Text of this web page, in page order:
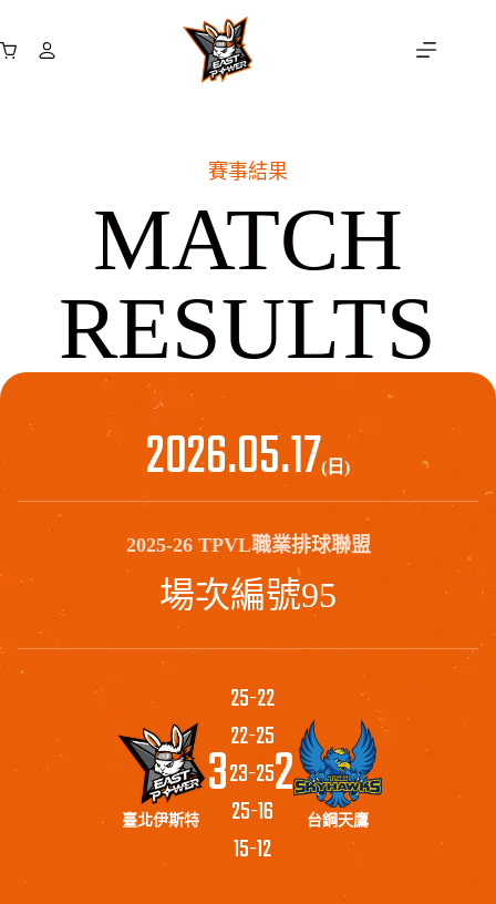
至
購
賽事結果
MATCH
RESULTS
2026.05.17(日)
2025-26 TPVL職業排球聯盟
場次編號95
臺北伊斯特
3
25-22
22-25
23-25
25-16
15-12
2
台鋼天鷹